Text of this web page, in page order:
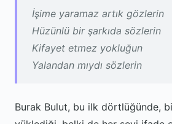
İşime yaramaz artık gözlerin
Hüzünlü bir şarkıda sözlerin
Kifayet etmez yokluğun
Yalandan mıydı sözlerin
Burak Bulut, bu ilk dörtlüğünde,